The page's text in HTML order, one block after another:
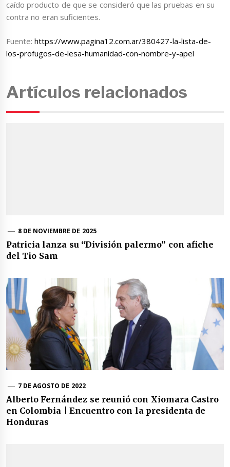
caído producto de que se consideró que las pruebas en su
contra no eran suficientes.
Fuente:https://www.pagina12.com.ar/380427-la-lista-de-
los-profugos-de-lesa-humanidad-con-nombre-y-apel
Artículos relacionados
8 DE NOVIEMBRE DE 2025
Patricia lanza su “División palermo” con afiche
del Tio Sam
7 DE AGOSTO DE 2022
Alberto Fernández se reunió con Xiomara Castro
en Colombia | Encuentro con la presidenta de
Honduras